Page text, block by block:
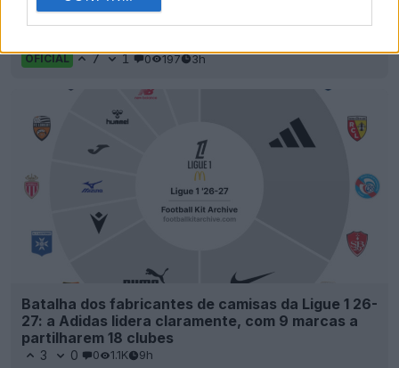
Lançada a terceira camisa do Ferencváros para
OFICIAL 7 1 0 197 3h
Batalha dos fabricantes de camisas da Ligue 1 26-
27: a Adidas lidera claramente, com 9 marcas a
partilharem 18 clubes
3 0 0 1.1K 9h